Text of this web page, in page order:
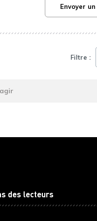
Envoyer
Filtre :
des lecteurs